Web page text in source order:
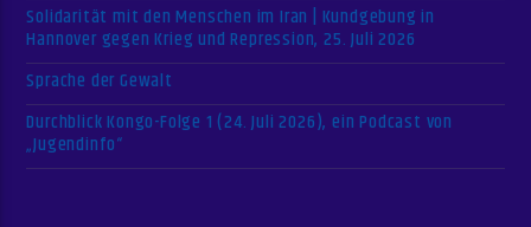
Solidarität mit den Menschen im Iran | Kundgebung in
Hannover gegen Krieg und Repression, 25. Juli 2026
Sprache der Gewalt
Durchblick Kongo-Folge 1 (24. Juli 2026), ein Podcast von
„Jugendinfo“